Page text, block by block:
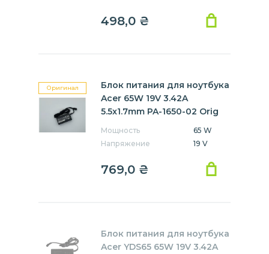
498,0 ₴
Оригинал
Блок питания для ноутбука
Acer 65W 19V 3.42A
5.5x1.7mm PA-1650-02 Orig
Мощность
65 W
Напряжение
19 V
769,0 ₴
Блок питания для ноутбука
Acer YDS65 65W 19V 3.42A